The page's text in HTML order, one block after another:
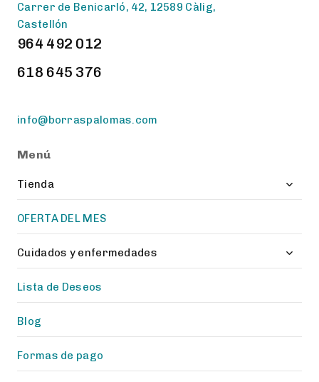
Carrer de Benicarló, 42, 12589 Càlig,
Castellón
964 492 012
618 645 376
info@borraspalomas.com
Menú
Tienda
Toggle
OFERTA DEL MES
Cuidados y enfermedades
Toggle
Lista de Deseos
Blog
Formas de pago